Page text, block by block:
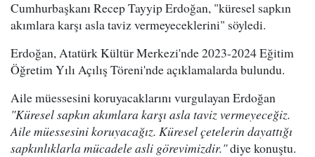
Cumhurbaşkanı Recep Tayyip Erdoğan, "küresel sapkın
akımlara karşı asla taviz vermeyeceklerini" söyledi.
Erdoğan, Atatürk Kültür Merkezi'nde 2023-2024 Eğitim
Öğretim Yılı Açılış Töreni'nde açıklamalarda bulundu.
Aile müessesini koruyacaklarını vurgulayan Erdoğan
"Küresel sapkın akımlara karşı asla taviz vermeyeceğiz.
Aile müessesini koruyacağız. Küresel çetelerin dayattığı
sapkınlıklarla mücadele asli görevimizdir."diye konuştu.